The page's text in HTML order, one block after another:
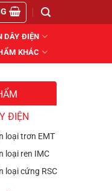
DÂY ĐIỆN
KHÁC
ĐIỆN
loại trơn EMT
loại ren IMC
loại cứng RSC